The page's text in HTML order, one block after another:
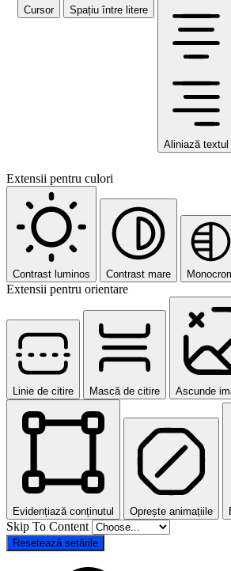
Cursor Spațiu între litere
Aliniază textul
Extensii pentru culori
Contrast luminos Contrast mare
Extensii pentru orientare
Linie de citire Mască de citire Ascunde
Evidențiază conținutul Oprește animațiile
Skip To Content
Resetează setările